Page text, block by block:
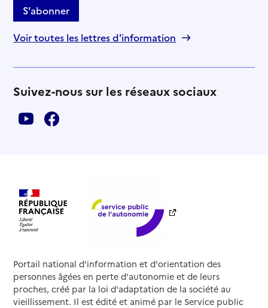
S'abonner
Voir toutes les lettres d'information
Suivez-nous sur les réseaux sociaux
Portail national d'information et d'orientation des
personnes âgées en perte d'autonomie et de leurs
proches, créé par la loi d'adaptation de la société au
vieillissement. Il est édité et animé par le Service public